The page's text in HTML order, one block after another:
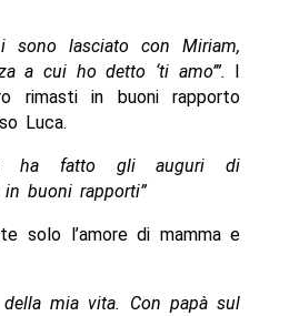
sono lasciato con Miriam,
a cui ho detto ‘ti amo’”. I
rimasti in buoni rapporto
Luca.
ha fatto gli auguri di
buoni rapporti”
solo l’amore di mamma e
della mia vita. Con papà sul